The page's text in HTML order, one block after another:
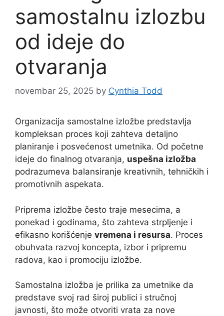
samostalnu izlozbu
od ideje do
otvaranja
novembar 25, 2025 by Cynthia Todd
Organizacija samostalne izložbe predstavlja
kompleksan proces koji zahteva detaljno
planiranje i posvećenost umetnika. Od početne
ideje do finalnog otvaranja, uspešna izložba
podrazumeva balansiranje kreativnih, tehničkih i
promotivnih aspekata.
Priprema izložbe često traje mesecima, a
ponekad i godinama, što zahteva strpljenje i
efikasno korišćenje vremena i resursa. Proces
obuhvata razvoj koncepta, izbor i pripremu
radova, kao i promociju izložbe.
Samostalna izložba je prilika za umetnike da
predstave svoj rad široj publici i stručnoj
javnosti, što može otvoriti vrata za nove